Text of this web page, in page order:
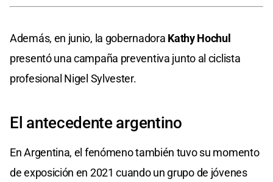
Además, en junio, la gobernadora Kathy Hochul
presentó una campaña preventiva junto al ciclista
profesional Nigel Sylvester.
El antecedente argentino
En Argentina, el fenómeno también tuvo su momento
de exposición en 2021 cuando un grupo de jóvenes